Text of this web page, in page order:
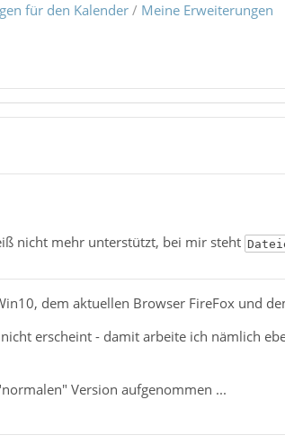
für den Kalender/ Meine Erweiterungen
nicht mehr unterstützt, bei mir steht
dem aktuellen Browser FireFox und
erscheint - damit arbeite ich nämlich
Version aufgenommen ...